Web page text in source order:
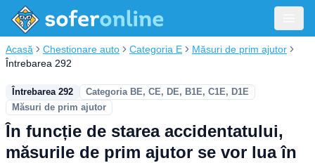
Acasă Chestionare auto Categoria E
Măsuri de prim ajutor
Întrebarea 292
Întrebarea 292
Categoria BE, CE, DE, B1E, C1E, D1E
Măsuri de prim ajutor
În funcție de starea accidentatului,
măsurile de prim ajutor se vor lua în